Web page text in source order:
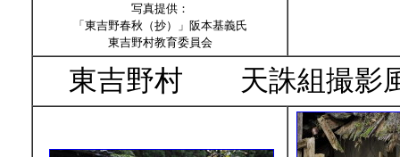
写真提供：
「東吉野春秋（抄）」阪本基義氏
東吉野村教育委員会
東吉野村 天誅組撮影